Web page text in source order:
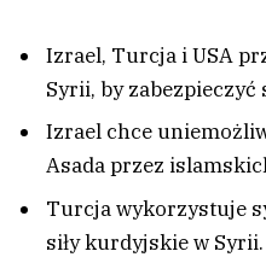
Izrael, Turcja i USA
Syrii, by zabezpieczyć
Izrael chce
Asada przez
Turcja wykorzystuje
siły kurdyjskie w Syrii.